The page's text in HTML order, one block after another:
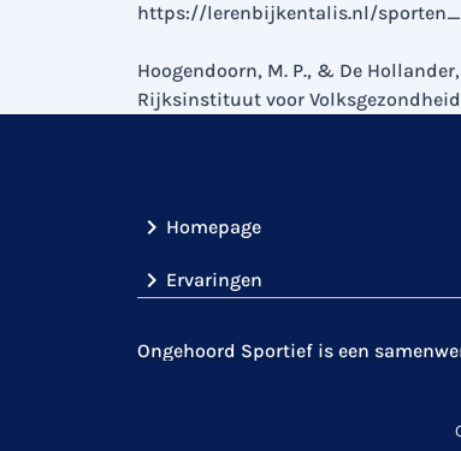
https://lerenbijkentalis.nl/
Hoogendoorn, M. P., & De
Rijksinstituut voor
Homepage
Ervaringen
Ongehoord Sportief is een
aan om de sportparticipatie onder